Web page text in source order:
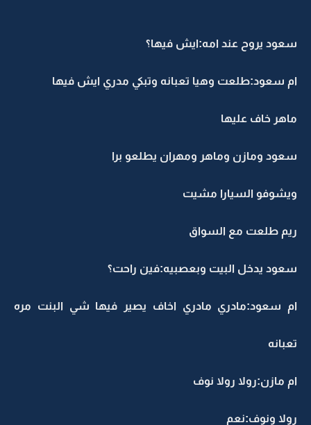
سعود يروح عند امه:ايش فيها؟
ام سعود:طلعت وهيا تعبانه وتبكي مدري ايش فيها
ماهر خاف عليها
سعود ومازن وماهر ومهران يطلعو برا
ويشوفو السيارا مشيت
ريم طلعت مع السواق
سعود يدخل البيت وبعصبيه:فين راحت؟
ام سعود:مادري مادري اخاف يصير فيها شي البنت مره
تعبانه
ام مازن:رولا رولا نوف
رولا ونوف:نعم